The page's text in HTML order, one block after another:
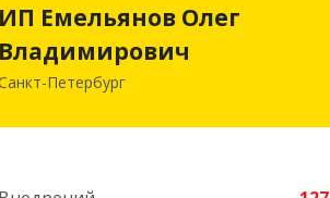
ИП Емельянов Олег
Владимирович
Петербург
Владимирович
197372, Санкт-Петербург г,
Подробнее